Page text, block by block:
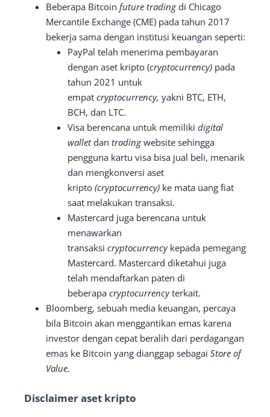
Beberapa Bitcoin future tradingdi Chicago
Mercantile Exchange (CME) pada tahun 2017
bekerja sama dengan institusi keuangan seperti:
PayPal telah menerima pembayaran
dengan aset kripto (cryptocurrency) pada
tahun 2021 untuk
empat cryptocurrency, yakni BTC, ETH,
BCH, dan LTC.
Visa berencana untuk memiliki digital
walletdan tradingwebsite sehingga
pengguna kartu visa bisa jual beli, menarik
dan mengkonversi aset
kripto (cryptocurrency) ke mata uang fiat
saat melakukan transaksi.
Mastercard juga berencana untuk
menawarkan
transaksi cryptocurrency kepada pemegang
Mastercard. Mastercard diketahui juga
telah mendaftarkan paten di
beberapa cryptocurrencyterkait.
Bloomberg, sebuah media keuangan, percaya
bila Bitcoin akan menggantikan emas karena
investor dengan cepat beralih dari perdagangan
emas ke Bitcoin yang dianggap sebagai Store of
Value.
Disclaimer aset kripto